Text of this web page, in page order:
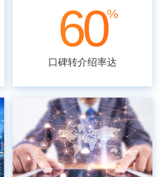
60%
口碑转介绍率达